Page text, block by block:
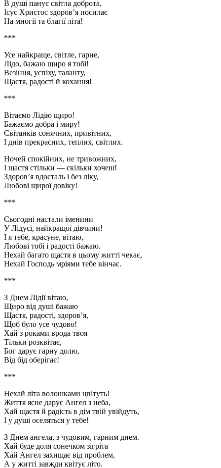
В душі панує світла доброта,
Ісус Христос здоров’я посилає
На многії та благії літа!
***
Усе найкраще, світле, гарне,
Лідо, бажаю щиро я тобі!
Везіння, успіху, таланту,
Щастя, радості й кохання!
***
Вітаємо Лідію щиро!
Бажаємо добра і миру!
Світанків сонячних, привітних,
І днів прекрасних, теплих, світлих.
Ночей спокійних, не тривожних,
І щастя стільки — скільки хочеш!
Здоров’я вдосталь і без ліку,
Любові щирої довіку!
***
Сьогодні настали іменини
У Лідусі, найкращої дівчини!
І я тебе, красуне, вітаю,
Любові тобі і радості бажаю.
Нехай багато щастя в цьому житті чекає,
Нехай Господь мріями тебе вінчає.
***
З Днем Лідії вітаю,
Щиро від душі бажаю
Щастя, радості, здоров’я,
Щоб було усе чудово!
Хай з роками врода твоя
Тільки розквітає,
Бог дарує гарну долю,
Від бід оберігає!
***
Нехай літа волошками цвітуть!
Життя ясне дарує Ангел з неба,
Хай щастя й радість в дім твій увійдуть,
І у душі оселяться у тебе!
З Днем ангела, з чудовим, гарним днем.
Хай буде доля сонечком зігріта
Хай Ангел захищає від проблем,
А у житті завжди квітує літо.